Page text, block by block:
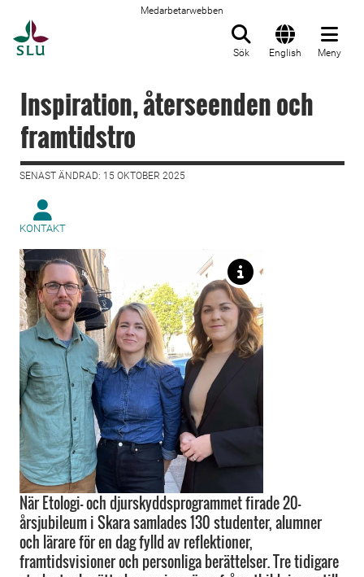
Medarbetarwebben
Sök English Meny
Inspiration, återseenden och
framtidstro
SENAST ÄNDRAD: 15 OKTOBER 2025
KONTAKT
När Etologi- och djurskyddsprogrammet firade 20-
årsjubileum i Skara samlades 130 studenter, alumner
och lärare för en dag fylld av reflektioner,
framtidsvisioner och personliga berättelser. Tre tidigare